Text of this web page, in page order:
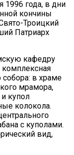
1996 года, в дни
кончины
Троицкий
Патриарх
кафедру
комплексная
собора: в храме
мрамора,
купол
колокола.
с куполами.
вид,